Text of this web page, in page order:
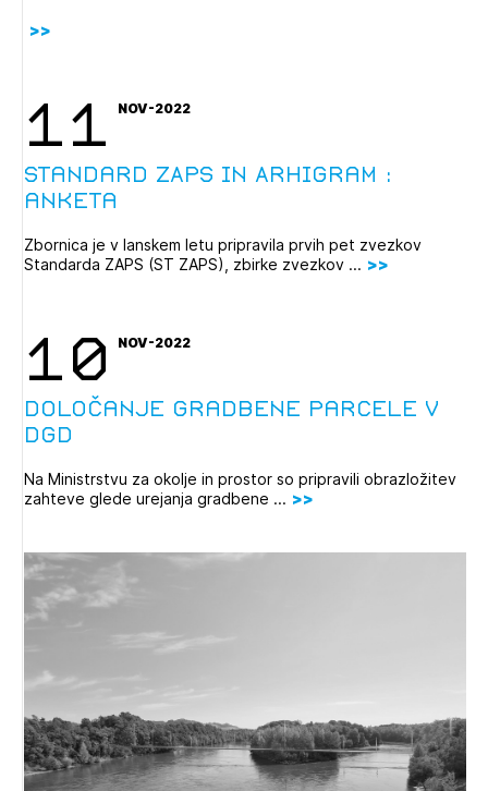
11 NOV-2022
Standard ZAPS in Arhigram :
anketa
Zbornica je v lanskem letu pripravila prvih pet zvezkov
Standarda ZAPS (ST ZAPS), zbirke zvezkov ...
10 NOV-2022
Določanje gradbene parcele v
DGD
Na Ministrstvu za okolje in prostor so pripravili obrazložitev
zahteve glede urejanja gradbene ...